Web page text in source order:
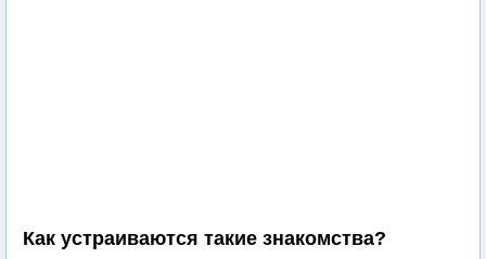
Как устраиваются такие знакомства?